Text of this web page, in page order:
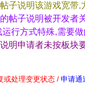
子说明该游戏宽
帖子说明被开发
行方式特殊,需要
明申请者未按板
或处理变更状态 / 申请通